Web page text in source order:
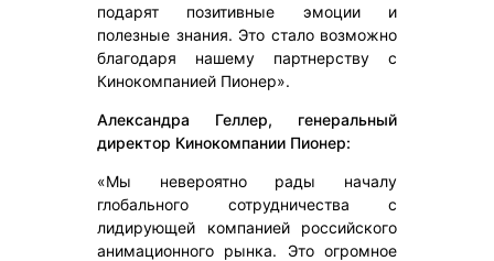
подарят позитивные эмоции и
полезные знания. Это стало возможно
благодаря нашему партнерству с
Кинокомпанией Пионер».
Александра Геллер, генеральный
директор Кинокомпании Пионер:
«Мы невероятно рады началу
глобального сотрудничества с
лидирующей компанией российского
анимационного рынка. Это огромное